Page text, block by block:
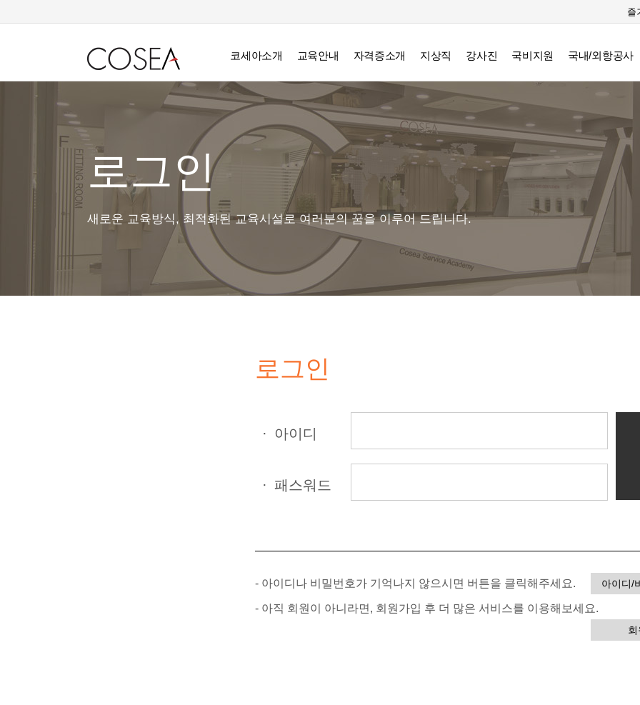
즐
코세아소개 교육안내 자격증소개 지상직 강사진 국비지원 국내/외항공사
로그인
새로운 교육방식, 최적화된 교육시설로 여러분의 꿈을 이루어 드립니다.
로그인
· 아이디
· 패스워드
- 아이디나 비밀번호가 기억나지 않으시면 버튼을 클릭해주세요. 아이디/
- 아직 회원이 아니라면, 회원가입 후 더 많은 서비스를 이용해보세요.
회